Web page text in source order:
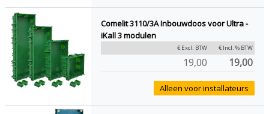
Comelit 3110/3A Inbouwdoos voor Ultra -
iKall 3 modulen
€ Excl. BTW € Incl. % BTW
19,00 19,00
Alleen voor installateurs